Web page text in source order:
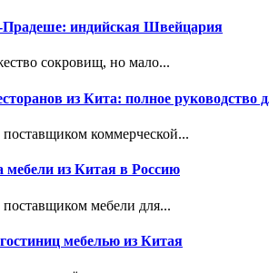
индийская Швейцария
сокровищ, но мало...
из Кита: полное руководство
коммерческой...
мебели из Китая в Россию
мебели для...
мебелью из Китая